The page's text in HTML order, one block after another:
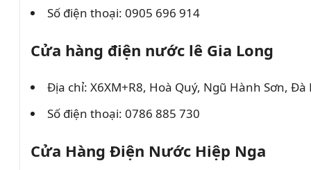
Số điện thoại: 0905 696 914
Cửa hàng điện nước lê Gia Long
Địa chỉ: X6XM+R8, Hoà Quý, Ngũ Hành Sơn, Đà
Số điện thoại: 0786 885 730
Cửa Hàng Điện Nước Hiệp Nga